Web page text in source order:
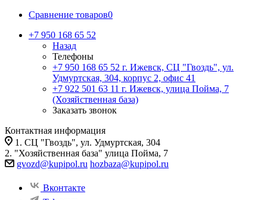
Сравнение товаров0
+7 950 168 65 52
Назад
Телефоны
+7 950 168 65 52 г. Ижевск, СЦ "Гвоздь", ул.
Удмуртская, 304, корпус 2, офис 41
+7 922 501 63 11 г. Ижевск, улица Пойма, 7
(Хозяйственная база)
Заказать звонок
Контактная информация
1. СЦ "Гвоздь", ул. Удмуртская, 304
2. "Хозяйственная база" улица Пойма, 7
gvozd@kupipol.ru hozbaza@kupipol.ru
Вконтакте